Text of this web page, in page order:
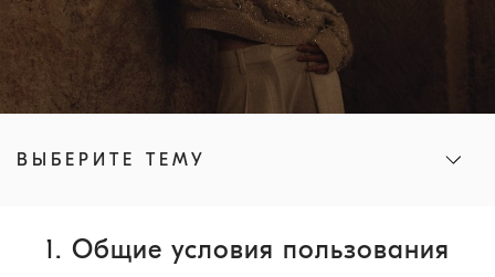
ВЫБЕРИТЕ ТЕМУ
1. Общие условия пользования